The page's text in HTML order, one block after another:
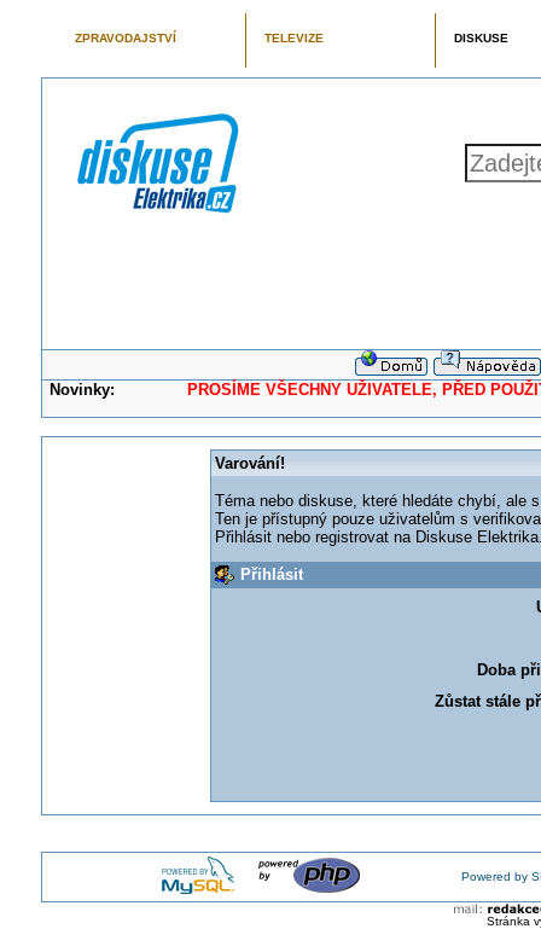
ZPRAVODAJSTVÍ TELEVIZE DISKUSE
Novinky: PROSÍME VŠECHNY UŽIVATELE, PŘED
Varování!
Téma nebo diskuse, které hledáte chybí, ale
Ten je přístupný pouze uživatelům s
Přihlásit nebo registrovat na Diskuse
Přihlásit
Doba
Zůstat stále
Powered by
Stránka